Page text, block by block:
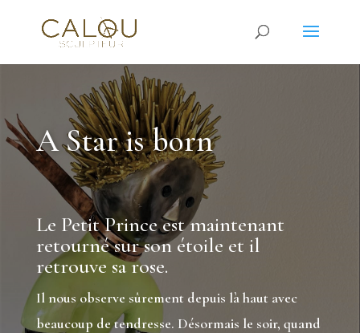
A Star is born
Le Petit Prince est maintenant
retourné sur son étoile et il
retrouve sa rose.
Il nous observe sûrement depuis là haut avec
beaucoup de tendresse. Désormais le soir, quand